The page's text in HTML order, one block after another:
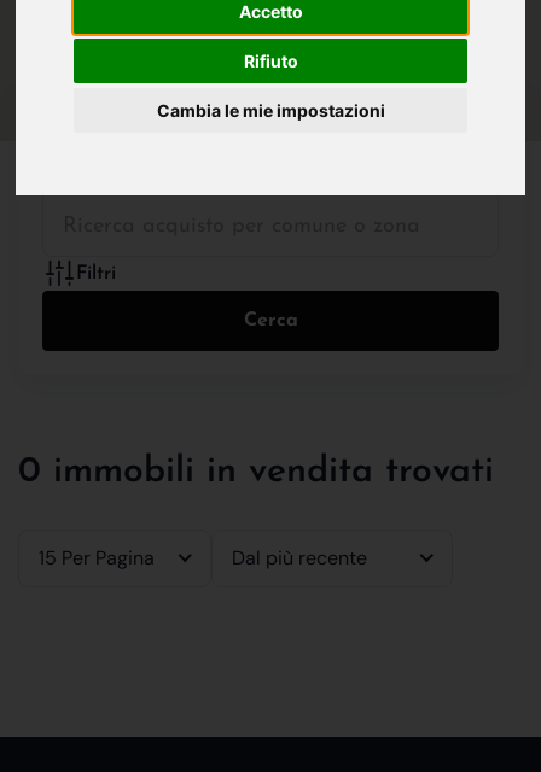
Accetto
Rifiuto
Cambia le mie impostazioni
Filtri
Cerca
0 immobili in vendita trovati
15 Per Pagina Dal più recente